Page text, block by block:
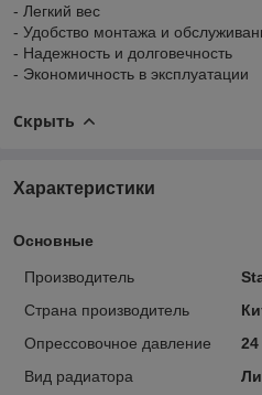
- Легкий вес
- Удобство монтажа и
- Надежность и долговечность
- Экономичность в эксплуатации
Скрыть
Характеристики
Основные
Производитель
Страна производитель
Опрессовочное давление
24
Вид радиатора